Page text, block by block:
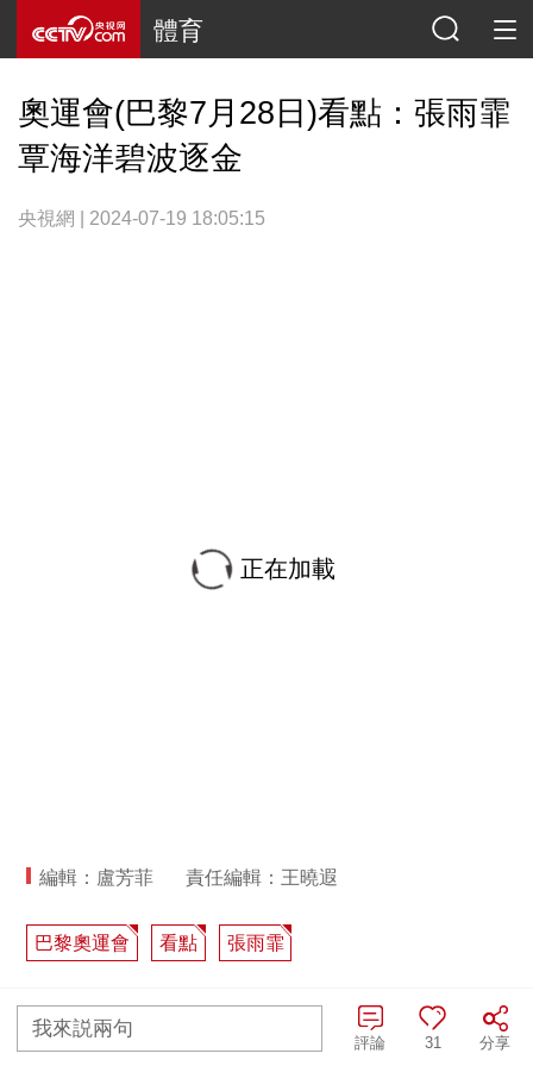
體育
奧運會(巴黎7月28日)看點：張雨霏
覃海洋碧波逐金
央視網 | 2024-07-19 18:05:15
正在加載
編輯：盧芳菲 責任編輯：王曉遐
巴黎奧運會 看點 張雨霏
我來説兩句
分享
31
評論